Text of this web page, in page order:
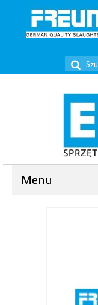
Szuklaj
w:
Menu
Przetwórstwo